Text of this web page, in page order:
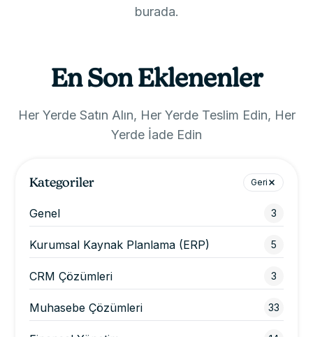
burada.
En Son Eklenenler
Her Yerde Satın Alın, Her Yerde Teslim Edin, Her
Yerde İade Edin
Kategoriler Geri
Genel 3
Kurumsal Kaynak Planlama (ERP) 5
CRM Çözümleri 3
Muhasebe Çözümleri 33